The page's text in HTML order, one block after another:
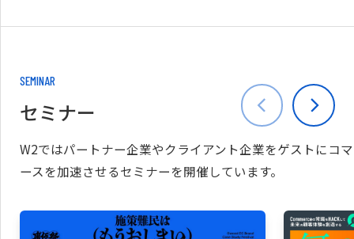
SEMINAR
セミナー
W2ではパートナー企業やクライアント企業をゲストにコマ
ースを加速させるセミナーを開催しています。